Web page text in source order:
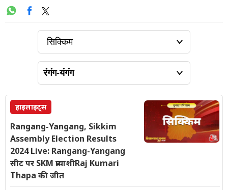
हाइलाइट्स
Rangang-Yangang, Sikkim
Assembly Election Results
2024 Live: Rangang-Yangang
सीट पर SKM प्रत्याशीRaj Kumari
Thapa की जीत